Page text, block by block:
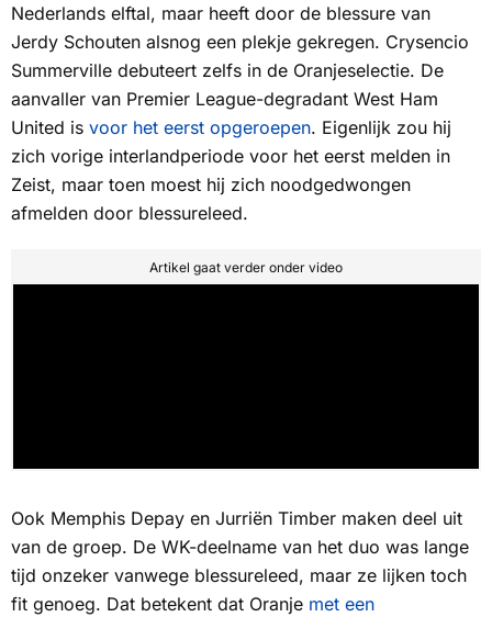
Nederlands elftal, maar heeft door de blessure van
Jerdy Schouten alsnog een plekje gekregen. Crysencio
Summerville debuteert zelfs in de Oranjeselectie. De
aanvaller van Premier League-degradant West Ham
United is voor het eerst opgeroepen. Eigenlijk zou hij
zich vorige interlandperiode voor het eerst melden in
Zeist, maar toen moest hij zich noodgedwongen
afmelden door blessureleed.
Artikel gaat verder onder video
Ook Memphis Depay en Jurriën Timber maken deel uit
van de groep. De WK-deelname van het duo was lange
tijd onzeker vanwege blessureleed, maar ze lijken toch
fit genoeg. Dat betekent dat Oranje met een